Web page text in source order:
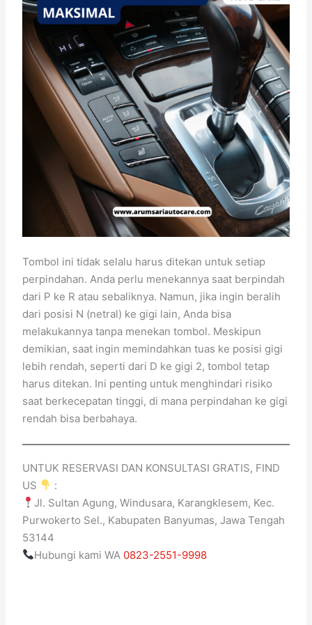
Tombol ini tidak selalu harus ditekan untuk setiap
perpindahan. Anda perlu menekannya saat berpindah
dari P ke R atau sebaliknya. Namun, jika ingin beralih
dari posisi N (netral) ke gigi lain, Anda bisa
melakukannya tanpa menekan tombol. Meskipun
demikian, saat ingin memindahkan tuas ke posisi gigi
lebih rendah, seperti dari D ke gigi 2, tombol tetap
harus ditekan. Ini penting untuk menghindari risiko
saat berkecepatan tinggi, di mana perpindahan ke gigi
rendah bisa berbahaya.
UNTUK RESERVASI DAN KONSULTASI GRATIS, FIND
US
:
Jl. Sultan Agung, Windusara, Karangklesem, Kec.
Purwokerto Sel., Kabupaten Banyumas, Jawa Tengah
53144
Hubungi kami WA 0823-2551-9998